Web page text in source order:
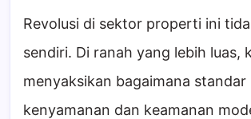
Revolusi di sektor properti ini
sendiri. Di ranah yang lebih luas,
menyaksikan bagaimana standar
kenyamanan dan keamanan